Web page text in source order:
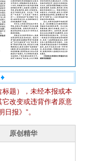
题），未经本报或本
改变或违背作者原意
报》”。